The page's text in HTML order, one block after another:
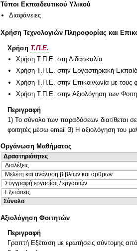
Τύποι Εκπαιδευτικού Υλικού
Διαφάνειες
Χρήση Τεχνολογιών Πληροφορίας και
Χρήση Τ.Π.Ε.
Χρήση Τ.Π.Ε. στη Διδασκαλία
Χρήση Τ.Π.Ε. στην Εργαστηριακή
Χρήση Τ.Π.Ε. στην Επικοινωνία με τους
Χρήση Τ.Π.Ε. στην Αξιολόγηση των
Περιγραφή
1) Το σύνολο των παραδόσεων διατίθεται
φοιτητές μέσω email 3) Η αξιολόγηση του
Οργάνωση Μαθήματος
Δραστηριότητες
Διαλέξεις
Μελέτη και ανάλυση βιβλίων και άρθρων
Συγγραφή εργασίας / εργασιών
Εξετάσεις
Σύνολο
Αξιολόγηση Φοιτητών
Περιγραφή
Γραπτή Εξέταση με ερωτήσεις σύντομης